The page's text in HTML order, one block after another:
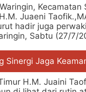
Kecamatan
Juaeni
hadir juga
Sabtu (27/7/
Sinergi Jaga
H.M. Juaini